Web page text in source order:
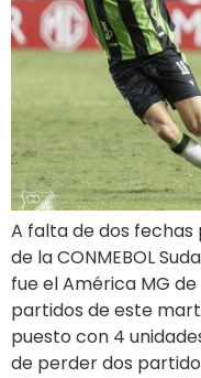
A falta de dos
de la CONMEBOL
fue el América MG
partidos de este
puesto con 4
de perder dos